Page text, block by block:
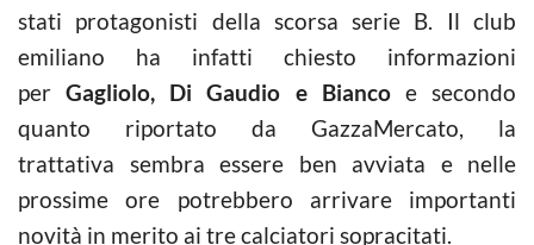
stati protagonisti della scorsa serie B. Il club
emiliano ha infatti chiesto informazioni
perGagliolo, Di Gaudio e Biancoe secondo
quanto riportato da GazzaMercato, la
trattativa sembra essere ben avviata e nelle
prossime ore potrebbero arrivare importanti
novità in merito ai tre calciatori sopracitati.